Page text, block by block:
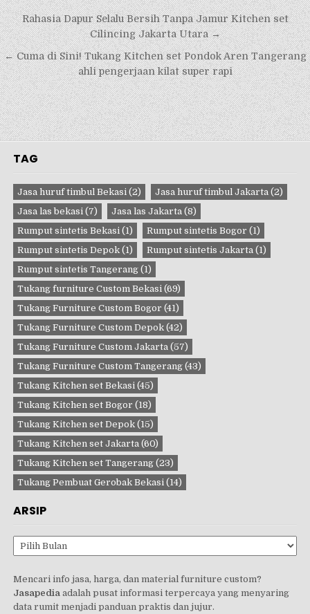
Navigasi
pos
Rahasia Dapur Selalu Bersih Tanpa Jamur Kitchen set
Cilincing Jakarta Utara →
← Cuma di Sini! Tukang Kitchen set Pondok Aren Tangerang
ahli pengerjaan kilat super rapi
TAG
Jasa huruf timbul Bekasi (2) Jasa huruf timbul Jakarta (2)
Jasa las bekasi (7) Jasa las Jakarta (8)
Rumput sintetis Bekasi (1) Rumput sintetis Bogor (1)
Rumput sintetis Depok (1) Rumput sintetis Jakarta (1)
Rumput sintetis Tangerang (1)
Tukang furniture Custom Bekasi (69)
Tukang Furniture Custom Bogor (41)
Tukang Furniture Custom Depok (42)
Tukang Furniture Custom Jakarta (57)
Tukang Furniture Custom Tangerang (43)
Tukang Kitchen set Bekasi (45)
Tukang Kitchen set Bogor (18)
Tukang Kitchen set Depok (15)
Tukang Kitchen set Jakarta (60)
Tukang Kitchen set Tangerang (23)
Tukang Pembuat Gerobak Bekasi (14)
ARSIP
Arsip
Mencari info jasa, harga, dan material furniture custom?
Jasapedia adalah pusat informasi terpercaya yang menyaring
data rumit menjadi panduan praktis dan jujur.